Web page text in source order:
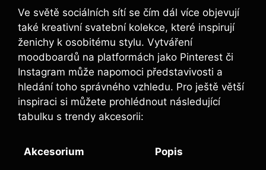
Ve světě sociálních sítí se čím dál více objevují
také kreativní svatební kolekce, které inspirují
ženichy k osobitému stylu. Vytváření
moodboardů na platformách jako Pinterest či
Instagram může napomoci představivosti a
hledání toho správného vzhledu. Pro ještě větší
inspiraci si můžete prohlédnout následující
tabulku s trendy akcesorii:
Akcesorium Popis